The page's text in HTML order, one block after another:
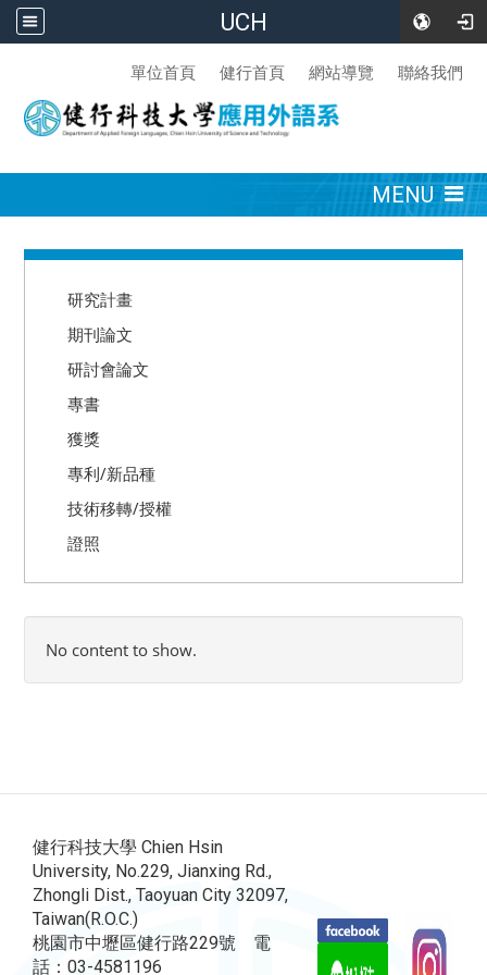
UCH
單位首頁 健行首頁 網站導覽 聯絡我們
MENU
研究計畫
期刊論文
研討會論文
專書
獲獎
專利/新品種
技術移轉/授權
證照
No content to show.
健行科技大學 Chien Hsin
University, No.229, Jianxing Rd.,
Zhongli Dist., Taoyuan City 32097,
Taiwan(R.O.C.)
桃園市中壢區健行路229號 電
話：03-4581196